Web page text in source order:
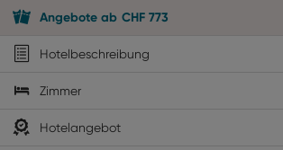
Angebote ab CHF 773
Hotelbeschreibung
Zimmer
Hotelangebot